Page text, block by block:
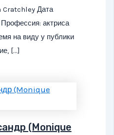
Cratchley Дата
Профессия: актриса
на виду у публики
[…]
(Monique